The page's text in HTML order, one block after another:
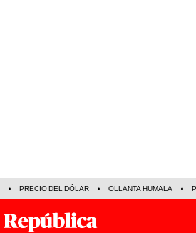
PRECIO DEL DÓLAR OLLANTA HUMALA